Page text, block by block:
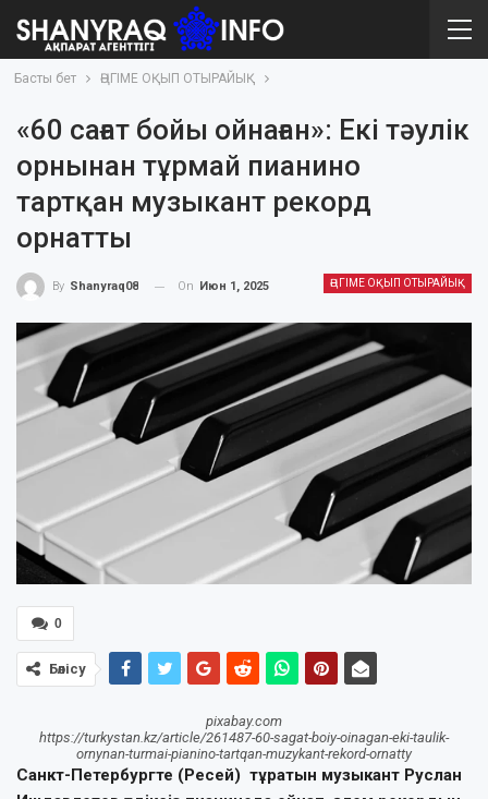
Басты бет ӘҢГІМЕ ОҚЫП ОТЫРАЙЫҚ
«60 сағат бойы ойнаған»: Екі тәулік
орнынан тұрмай пианино
тартқан музыкант рекорд
орнатты
ӘҢГІМЕ ОҚЫП ОТЫРАЙЫҚ
By Shanyraq08 On Июн 1, 2025
0
Бөлісу
pixabay.com
https://turkystan.kz/article/261487-60-sagat-boiy-oinagan-eki-taulik-
ornynan-turmai-pianino-tartqan-muzykant-rekord-ornatty
Санкт-Петербургте (Ресей) тұратын музыкант Руслан